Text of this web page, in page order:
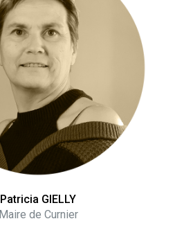
Patricia GIELLY
Maire de Curnier